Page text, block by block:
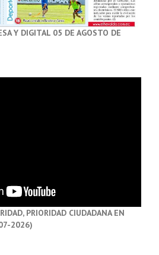
Y DIGITAL 05 DE AGOSTO DE
PRIORIDAD CIUDADANA EN
2026)